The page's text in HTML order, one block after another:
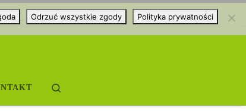
Odrzuć wszystkie zgody Polityka prywatności